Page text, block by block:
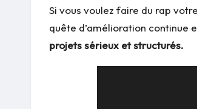
Si vous voulez faire du rap votre
quête d’amélioration continue
projets sérieux et structurés.